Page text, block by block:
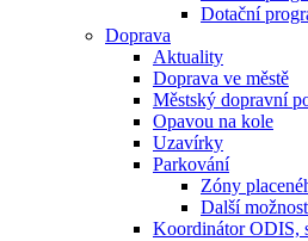
Dotační
Doprava
Aktuality
Doprava ve městě
Městský dopravní
Opavou na kole
Uzavírky
Parkování
Zóny
Další
Koordinátor ODIS,